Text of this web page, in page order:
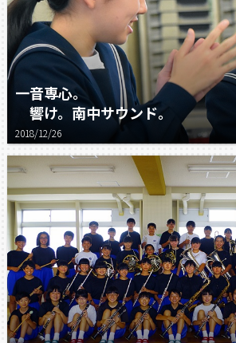
一音専心。
響け。南中サウンド。
2018/12/26